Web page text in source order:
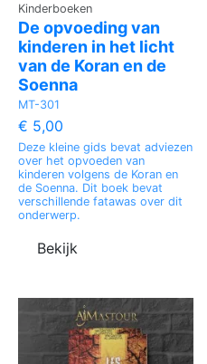
Kinderboeken
De opvoeding van
kinderen in het licht
van de Koran en de
Soenna
MT-301
€ 5,00
Deze kleine gids bevat adviezen
over het opvoeden van
kinderen volgens de Koran en
de Soenna. Dit boek bevat
verschillende fatawas over dit
onderwerp.
Bekijk